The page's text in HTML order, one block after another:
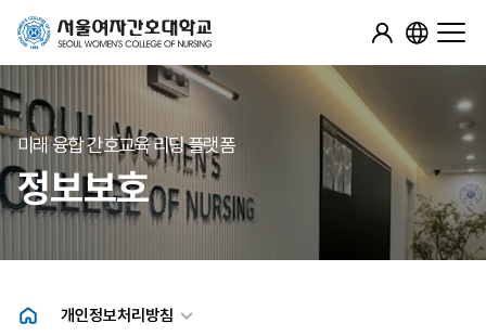
미래 융합 간호교육 리딩 플랫폼
정보보호
개인정보처리방침